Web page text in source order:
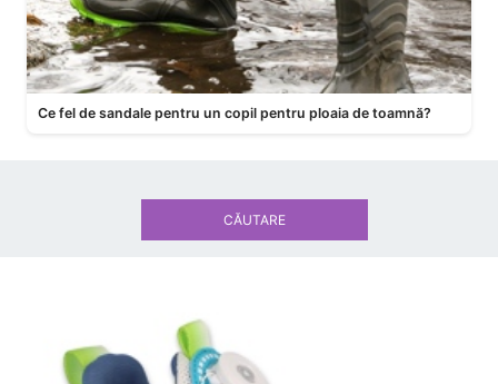
Ce fel de sandale pentru un copil pentru ploaia de toamnă?
CĂUTARE